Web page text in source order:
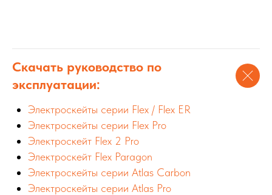
Скачать руководство по
эксплуатации:
Электроскейты серии Flex / Flex ER
Электроскейты серии Flex Pro
Электроскейт Flex 2 Pro
Электроскейт Flex Paragon
Электроскейты серии Atlas Carbon
Электроскейты серии Atlas Pro